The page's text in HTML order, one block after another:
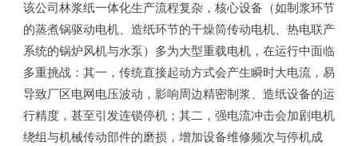
该公司林浆纸一体化生产流程复杂，核心设备（如制浆环节
的蒸煮锅驱动电机、造纸环节的干燥筒传动电机、热电联产
系统的锅炉风机与水泵）多为大型重载电机，在运行中面临
多重挑战：其一，传统直接起动方式会产生瞬时大电流，易
导致厂区电网电压波动，影响周边精密制浆、造纸设备的运
行精度，甚至引发连锁停机；其二，强电流冲击会加剧电机
绕组与机械传动部件的磨损，增加设备维修频次与停机成